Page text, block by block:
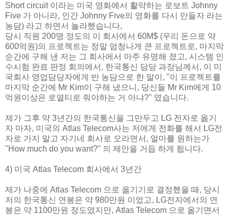
Short circuit 이라는 미국 영화에서 활약하는 로보트 Johnny
Five 가 아니라, 인간 Johnny Five의 영화를 다시 만들자 라는
농담) 라고 하면서 놀라했습니다,
당시 직원 200명 정도의 이 회사에서 60M$ (우리 돈으로 약
600억원)의 프로젝트는 정말 엄청나게 큰 프로젝트로, 마지막
순간에 구해 낸 저는 그 회사에서 아주 유명해 졌고, 시스템 인
수시험 완료 판정 회의에서, 한국통신 담당 과장님께서, 이 미
국회사 영업담당자에게 반 농담으로 한 말이, "이 프로젝트를
마지막 순간에 Mr Kim이 구해 냈으니, 당신들 Mr Kim에게 10
억원이상은 로열티로 줘야하는 거 아냐?" 였습니다.
제가 그후 약 3년간의 한국통신을 그만두고 LG 전자로 옮기
자 마자, 미국의 Atlas Telecom사는 저에게 전화를 해서 LG전
자로 가지 말고 자기네 회사로 오라면서, 얼마를 원하는가
"How much do you want?" 의 제안을 거듭 하게 됩니다.
4) 미국 Atlas Telecom 회사에서 3년간
제가 나중에 Atlas Telecom 으로 옮기기로 결정했을 때, 당시
저의 한국통신 연봉은 약 980만원 이었고, LG전자에서의 연
봉은 약 1100만원 정도였지만, Atlas Telecom 으로 옮기면서